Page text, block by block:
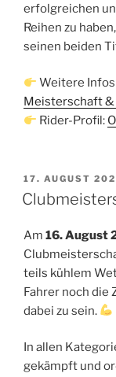
erfolgreichen
Reihen zu
seinen beiden
Weitere
Meisterschaft &
Rider-Profil:
AM
17. AUGUST
Am 16. August
teils kühlem
Fahrer noch die
dabei zu sein.
In allen
gekämpft und